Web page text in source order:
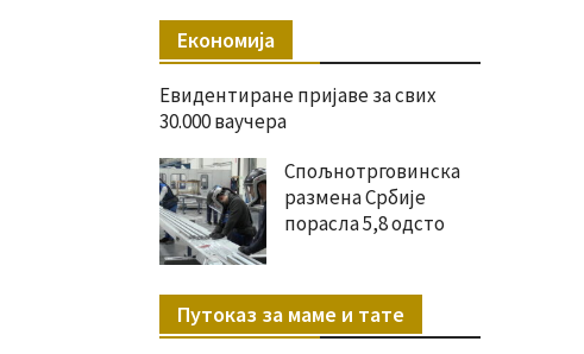
Економија
Евидентиране пријаве за свих
30.000 ваучера
Спољнотрговинска
размена Србије
порасла 5,8 одсто
Путоказ за маме и тате